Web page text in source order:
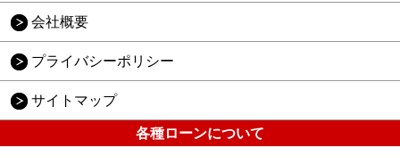
会社概要
プライバシーポリシー
サイトマップ
各種ローンについて